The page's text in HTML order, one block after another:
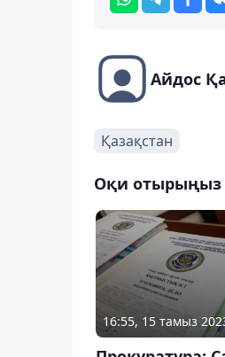
Айдос
Қазақстан
Оқи отырыңыз
16:55, 15 тамыз